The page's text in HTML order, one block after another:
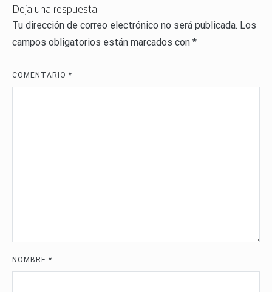
Deja una respuesta
Tu dirección de correo electrónico no será publicada. Los
campos obligatorios están marcados con *
COMENTARIO *
NOMBRE *